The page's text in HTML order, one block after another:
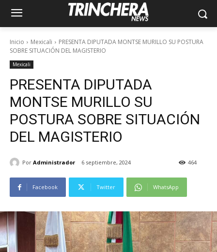
Inicio Mexicali
PRESENTA DIPUTADA MONTSE MURILLO SU POSTURA
SOBRE SITUACIÓN DEL MAGISTERIO
Mexicali
PRESENTA DIPUTADA
MONTSE MURILLO SU
POSTURA SOBRE SITUACIÓN
DEL MAGISTERIO
Por Administrador 6 septiembre, 2024 464
Facebook Twitter WhatsApp